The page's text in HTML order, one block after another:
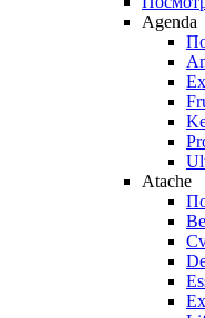
Agenda
Atache